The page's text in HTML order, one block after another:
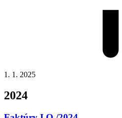
1. 1. 2025
2024